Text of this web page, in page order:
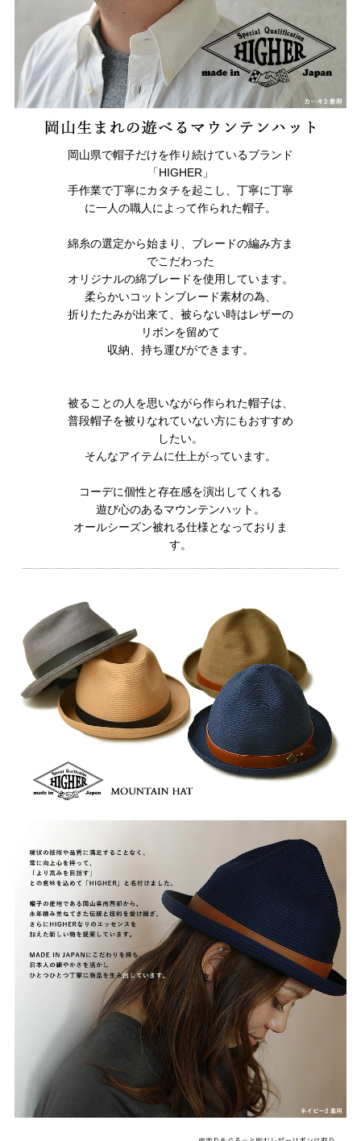
岡山県で帽子だけを作り続けているブランド
「HIGHER」
手作業で丁寧にカタチを起こし、丁寧に丁寧
に一人の職人によって作られた帽子。
綿糸の選定から始まり、ブレードの編み方ま
でこだわった
オリジナルの綿ブレードを使用しています。
柔らかいコットンブレード素材の為、
折りたたみが出来て、被らない時はレザーの
リボンを留めて
収納、持ち運びができます。
被ることの人を思いながら作られた帽子は、
普段帽子を被りなれていない方にもおすすめ
したい。
そんなアイテムに仕上がっています。
コーデに個性と存在感を演出してくれる
遊び心のあるマウンテンハット。
オールシーズン被れる仕様となっておりま
す。